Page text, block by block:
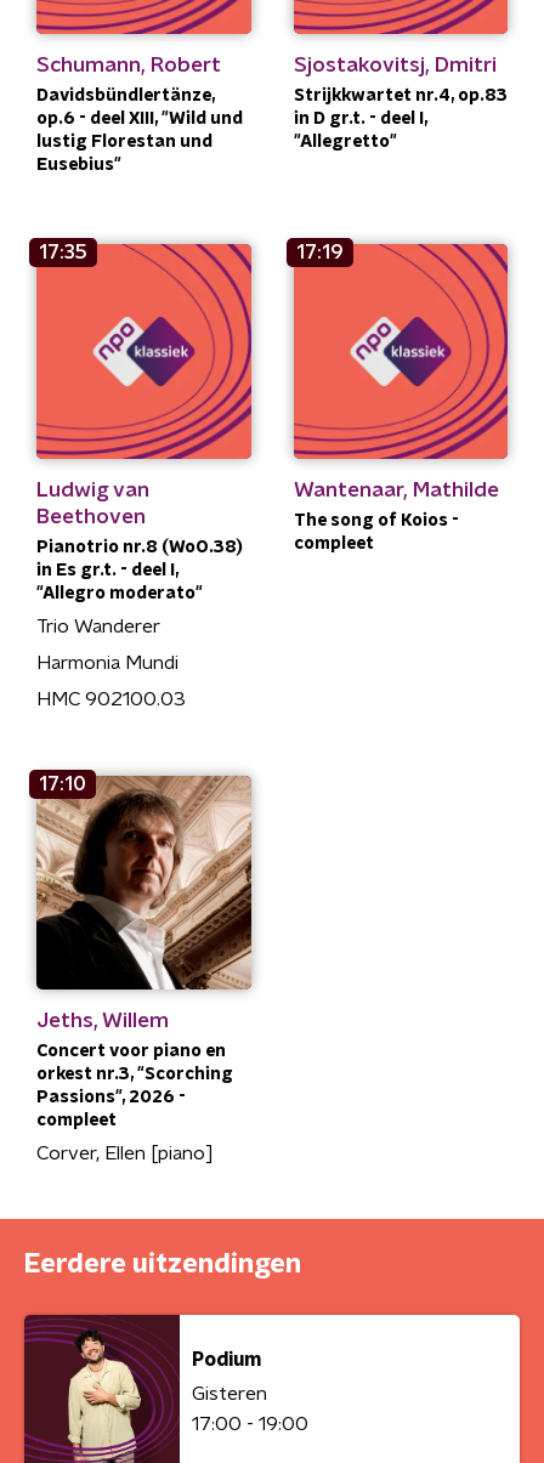
Schumann, Robert
Davidsbündlertänze,
op.6 - deel XIII, "Wild und
lustig Florestan und
Eusebius"
Sjostakovitsj, Dmitri
Strijkkwartet nr.4, op.83
in D gr.t. - deel I,
"Allegretto"
17:35
Ludwig van
Beethoven
Pianotrio nr.8 (WoO.38)
in Es gr.t. - deel I,
"Allegro moderato"
Trio Wanderer
Harmonia Mundi
HMC 902100.03
17:19
Wantenaar, Mathilde
The song of Koios -
compleet
17:10
Jeths, Willem
Concert voor piano en
orkest nr.3, "Scorching
Passions", 2026 -
compleet
Corver, Ellen [piano]
Eerdere uitzendingen
Podium
Gisteren
17:00 - 19:00